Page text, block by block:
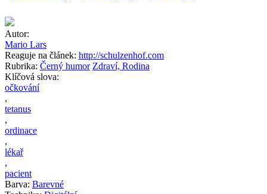
Autor:
Mario Lars
Reaguje na článek: http://schulzenhof.com
Rubrika: Černý humor Zdraví, Rodina
Klíčová slova:
očkování
,
tetanus
,
ordinace
,
lékař
,
pacient
Barva: Barevné